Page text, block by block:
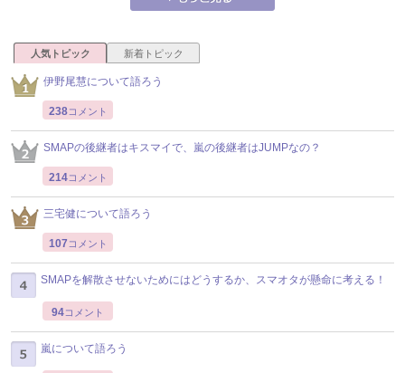
人気トピック 新着トピック
伊野尾慧について語ろう
238コメント
SMAPの後継者はキスマイで、嵐の後継者はJUMPなの？
214コメント
三宅健について語ろう
107 コメント
SMAPを解散させないためにはどうするか、スマオタが懸命に考える！
94コメント
嵐について語ろう